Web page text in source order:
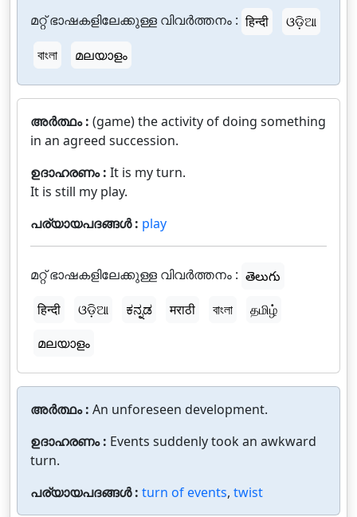
മറ്റ് ഭാഷകളിലേക്കുള്ള വിവർത്തനം : हिन्दी
ଓଡ଼ିଆ
বাংলা
മലയാളം
അർത്ഥം : (game) the activity of doing something
in an agreed succession.
ഉദാഹരണം : It is my turn.
It is still my play.
പര്യായപദങ്ങൾ : play
മറ്റ് ഭാഷകളിലേക്കുള്ള വിവർത്തനം : తెలుగు
हिन्दी
ଓଡ଼ିଆ ಕನ್ನಡ मराठी বাংলা
தமிழ்
മലയാളം
അർത്ഥം : An unforeseen development.
ഉദാഹരണം : Events suddenly took an awkward
turn.
പര്യായപദങ്ങൾ : turn of events, twist